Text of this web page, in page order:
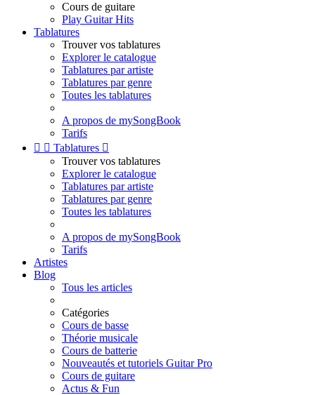
Cours de guitare
Play Guitar Hits
Tablatures
Trouver vos tablatures
Explorer le catalogue
Tablatures par artiste
Tablatures par genre
Toutes les tablatures
A propos de mySongBook
Tarifs
  Tablatures 
Trouver vos tablatures
Explorer le catalogue
Tablatures par artiste
Tablatures par genre
Toutes les tablatures
A propos de mySongBook
Tarifs
Artistes
Blog
Tous les articles
Catégories
Cours de basse
Théorie musicale
Cours de batterie
Nouveautés et tutoriels Guitar Pro
Cours de guitare
Actus & Fun